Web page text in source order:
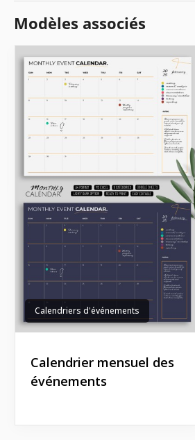
Modèles associés
Calendriers d'événements
Calendrier mensuel des
événements